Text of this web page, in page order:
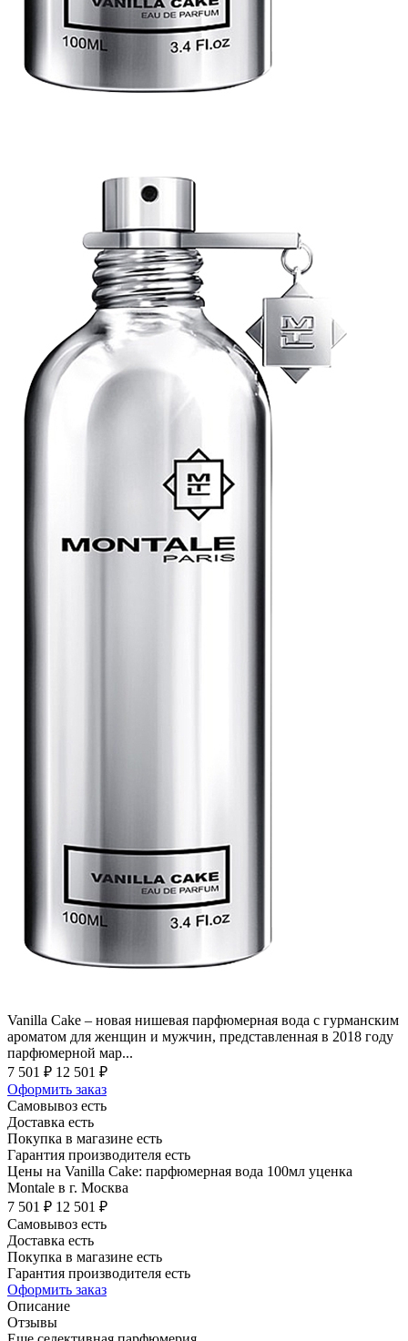
Vanilla Cake – новая нишевая парфюмерная вода с гурманским
ароматом для женщин и мужчин, представленная в 2018 году
парфюмерной мар...
7 501 ₽ 12 501 ₽
Оформить заказ
Самовывоз есть
Доставка есть
Покупка в магазине есть
Гарантия производителя есть
Цены на Vanilla Cake: парфюмерная вода 100мл уценка
Montale в г. Москва
7 501 ₽ 12 501 ₽
Самовывоз есть
Доставка есть
Покупка в магазине есть
Гарантия производителя есть
Оформить заказ
Описание
Отзывы